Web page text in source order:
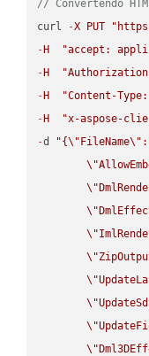
// Convertendo
curl
-X PUT
- H
"accept:
- H
- H
"Content-
- H
"x-aspose-
-d "{\" FileName\" :
\"
\"
\"
\"
\"
\"
\"
\"
\"